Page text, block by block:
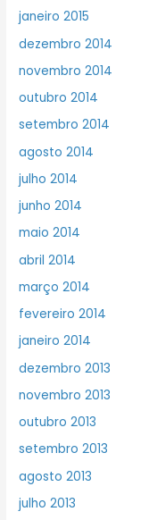
janeiro 2015
dezembro 2014
novembro 2014
outubro 2014
setembro 2014
agosto 2014
julho 2014
junho 2014
maio 2014
abril 2014
março 2014
fevereiro 2014
janeiro 2014
dezembro 2013
novembro 2013
outubro 2013
setembro 2013
agosto 2013
julho 2013